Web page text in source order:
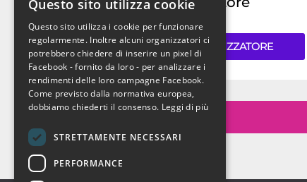
CONTATTA L'ORGANIZZATORE
/kalhesa.palermo
ITALIAN
ENGLISH
Questo sito utilizza cookie
Questo sito utilizza i cookie per funzionare
regolarmente. Inoltre alcuni organizzatori ci
potrebbero chiedere di inserire un pixel di
Facebook - fornito da loro - per analizzare i
rendimenti delle loro campagne Facebook.
Come previsto dalla normativa europea,
dobbiamo chiederti il consenso. Leggi di più
STRETTAMENTE NECESSARI
PERFORMANCE